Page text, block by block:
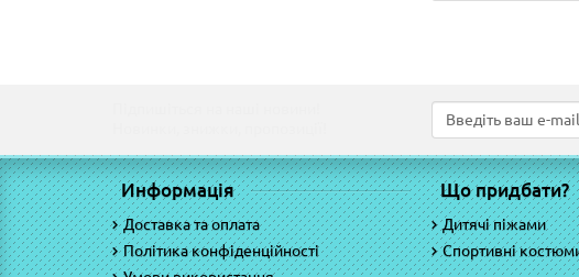
Информація
Доставка та оплата
Політика конфіденційності
Що придбати?
Дитячі піжами
Спортивні